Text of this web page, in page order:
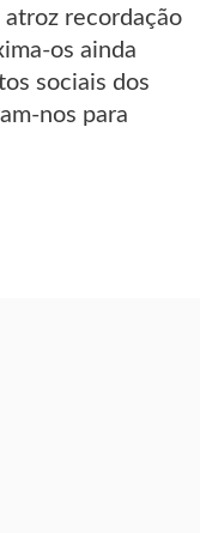
atroz recordação
os ainda
sociais dos
nos para